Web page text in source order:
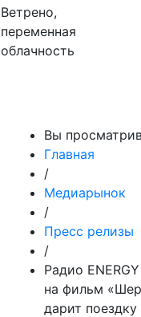
Ветрено,
переменная
облачность
Вы
Главная
/
Медиарынок
/
Пресс релизы
/
Радио
на фильм
дарит